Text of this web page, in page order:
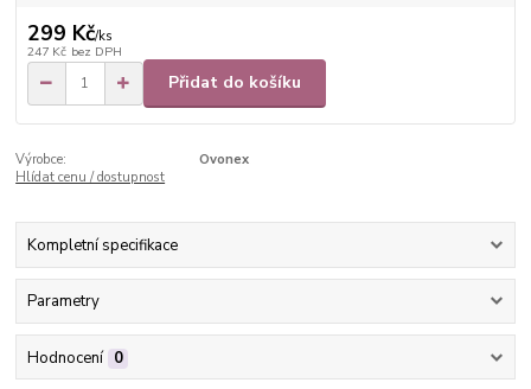
299 Kč/ks
247 Kč bez DPH
Přidat do košíku
Výrobce:
Ovonex
Hlídat cenu / dostupnost
Kompletní specifikace
Parametry
Hodnocení 0